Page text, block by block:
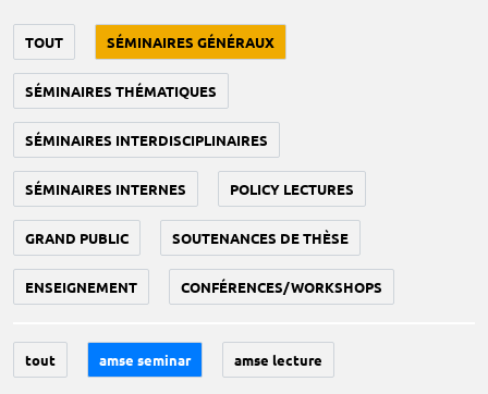
TOUT SÉMINAIRES GÉNÉRAUX
SÉMINAIRES THÉMATIQUES
SÉMINAIRES INTERDISCIPLINAIRES
SÉMINAIRES INTERNES POLICY LECTURES
GRAND PUBLIC SOUTENANCES DE THÈSE
ENSEIGNEMENT CONFÉRENCES/WORKSHOPS
tout amse seminar amse lecture